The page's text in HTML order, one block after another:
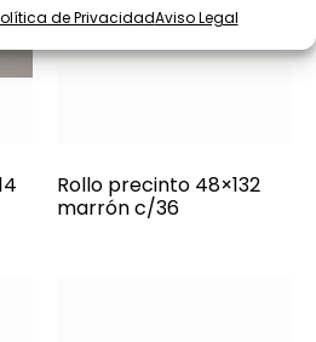
de PrivacidadAviso Legal
Rollo precinto 48×132
marrón c/36